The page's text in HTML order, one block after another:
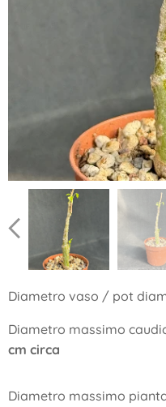
Diametro vaso / pot
Diametro massimo
cm circa
Diametro massimo